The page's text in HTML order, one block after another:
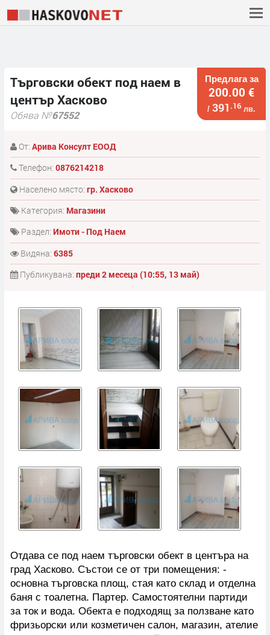
Предлага за
200.00 €
/391 .16 лв.
Търговски обект под наем в
център Хасково
Обява №67552
От: Арива Консулт ЕООД
Телефон: 0876214218
Населено място: гр. Хасково
Категория: Магазини
Раздел: Имоти - Под Наем
Видяна: 6385
Публикувана: преди 2 месеца (10:55, 13 май)
Отдава се под наем търговски обект в центъра на
град Хасково. Състои се от три помещения: -
основна търговска площ, стая като склад и отделна
баня с тоалетна. Партер. Самостоятелни партиди
за ток и вода. Обекта е подходящ за ползване като
фризьорски или козметичен салон, магазин, ателие